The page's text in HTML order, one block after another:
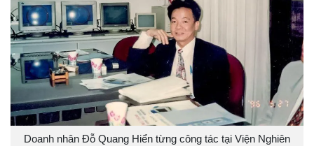
Doanh nhân Đỗ Quang Hiển từng công tác tại Viện Nghiên